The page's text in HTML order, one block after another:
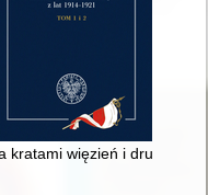
= antologia jubileuszowa
kratami więzień i drutami